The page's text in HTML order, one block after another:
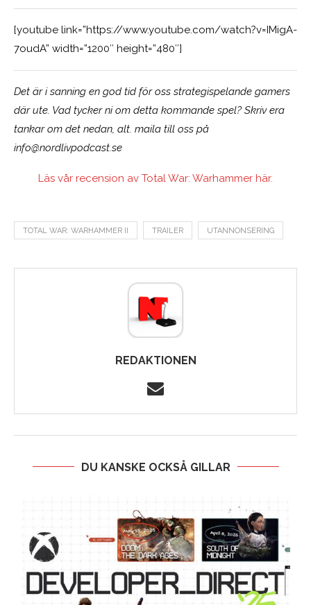
[youtube link=”https://www.youtube.com/watch?v=IMigA-
7oudA” width=”1200″ height=”480″]
Det är i sanning en god tid för oss strategispelande gamers
där ute. Vad tycker ni om detta kommande spel? Skriv era
tankar om det nedan, alt. maila till oss på
info@nordlivpodcast.se
Läs vår recension av Total War: Warhammer här.
TOTAL WAR: WARHAMMER II TRAILER UTANNONSERING
REDAKTIONEN
DU KANSKE OCKSÅ GILLAR